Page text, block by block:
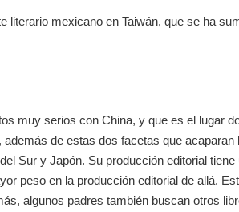
mexicano en Taiwán, que se ha
muy serios con China, y que es el lugar
de estas dos facetas que
Sur y Japón. Su producción editorial
peso en la producción editorial de allá.
algunos padres también buscan otros